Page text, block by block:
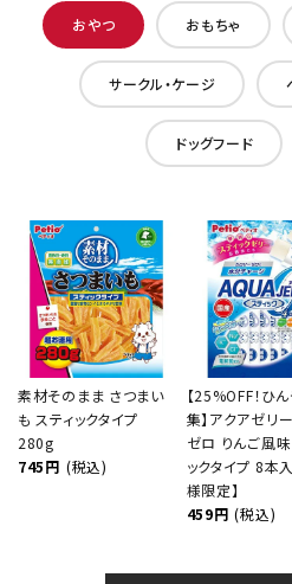
おやつ おもちゃ
サークル・ケージ
ドッグフード
素材そのまま さつまい
も スティックタイプ
280g
745円 (税込)
【25%OFF！ひ
集】アクアゼリ
ゼロ りんご風味
ックタイプ 8本
様限定】
459円 (税込)